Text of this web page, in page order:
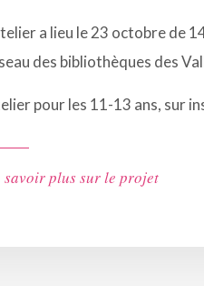
a lieu le 23 octobre de
des bibliothèques des
pour les 11-13 ans, sur
savoir plus sur le projet